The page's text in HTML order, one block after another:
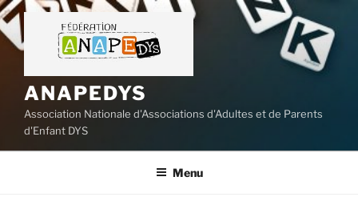
Aller
au
contenu
ANAPEDYS
Association Nationale d'Associations d'Adultes et de Parents
d'Enfant DYS
Menu